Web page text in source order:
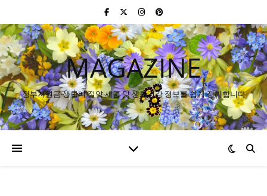
MAGAZINE
정부지원금·생활비 절약·세금 및 생활건강 정보를 쉽게 정리합니다